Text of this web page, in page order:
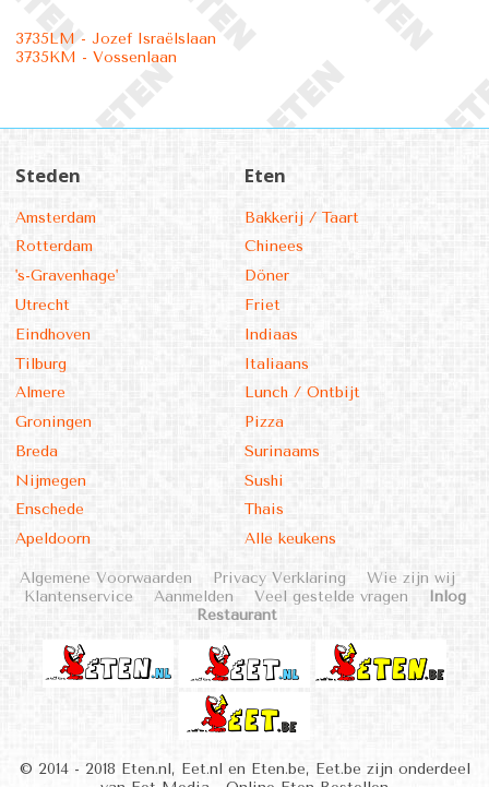
3735LM - Jozef Israëlslaan
3735KM - Vossenlaan
Steden
Amsterdam
Rotterdam
's-Gravenhage'
Utrecht
Eindhoven
Tilburg
Almere
Groningen
Breda
Nijmegen
Enschede
Apeldoorn
Eten
Bakkerij / Taart
Chinees
Döner
Friet
Indiaas
Italiaans
Lunch / Ontbijt
Pizza
Surinaams
Sushi
Thais
Alle keukens
Algemene Voorwaarden Privacy Verklaring
Wie zijn wij
Klantenservice
Aanmelden Veel gestelde vragen
Inlog
Restaurant
© 2014 - 2018 Eten.nl, Eet.nl en Eten.be, Eet.be zijn onderdeel